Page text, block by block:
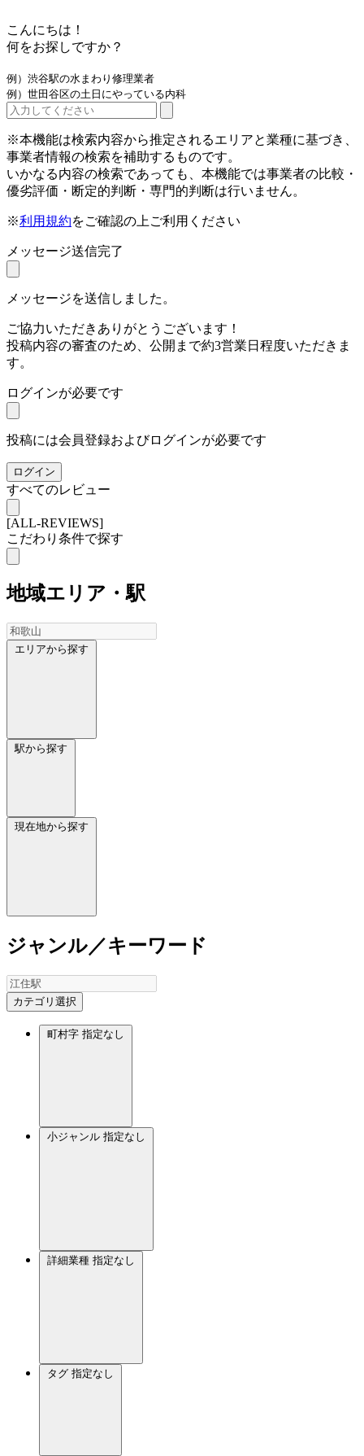
こんにちは！
何をお探しですか？
例）渋谷駅の水まわり修理業者
例）世田谷区の土日にやっている内科
※本機能は検索内容から推定されるエリアと業種に基づき、
事業者情報の検索を補助するものです。
いかなる内容の検索であっても、本機能では事業者の比較・
優劣評価・断定的判断・専門的判断は行いません。
※利用規約をご確認の上ご利用ください
メッセージ送信完了
メッセージを送信しました。
ご協力いただきありがとうございます！
投稿内容の審査のため、公開まで約3営業日程度いただきま
す。
ログインが必要です
投稿には会員登録およびログインが必要です
ログイン
すべてのレビュー
[ALL-REVIEWS]
こだわり条件で探す
地域エリア・駅
エリアから探す
駅から探す
現在地から探す
ジャンル／キーワード
カテゴリ選択
町村字 指定なし
小ジャンル 指定なし
詳細業種 指定なし
タグ 指定なし